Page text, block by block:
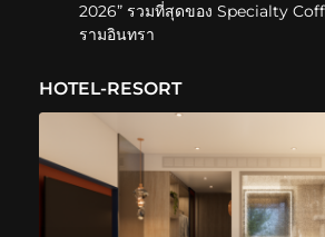
2026” รวมที่สุดของ Specialty
รามอินทรา
HOTEL-RESORT